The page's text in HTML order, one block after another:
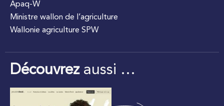
Apaq-W
Ministre wallon de l’agriculture
Wallonie agriculture SPW
Découvrezaussi …